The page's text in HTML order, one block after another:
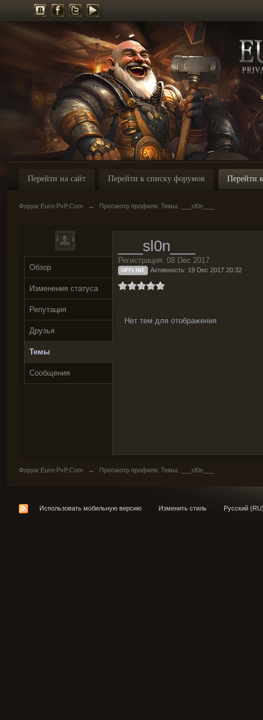
Перейти на сайт Перейти к списку форумов Перейти
Форум Euro-PvP.Com → Просмотр профиля: Темы: ___sl0n___
Обзор
Изменения статуса
Репутация
Друзья
Темы
Сообщения
___sl0n___
Регистрация: 08 Dec 2017
OFFLINE Активность: 19 Dec 2017 20:32
Нет тем для отображения
Форум Euro-PvP.Com → Просмотр профиля: Темы: ___sl0n___
Использовать мобильную версию Изменить стиль Русский